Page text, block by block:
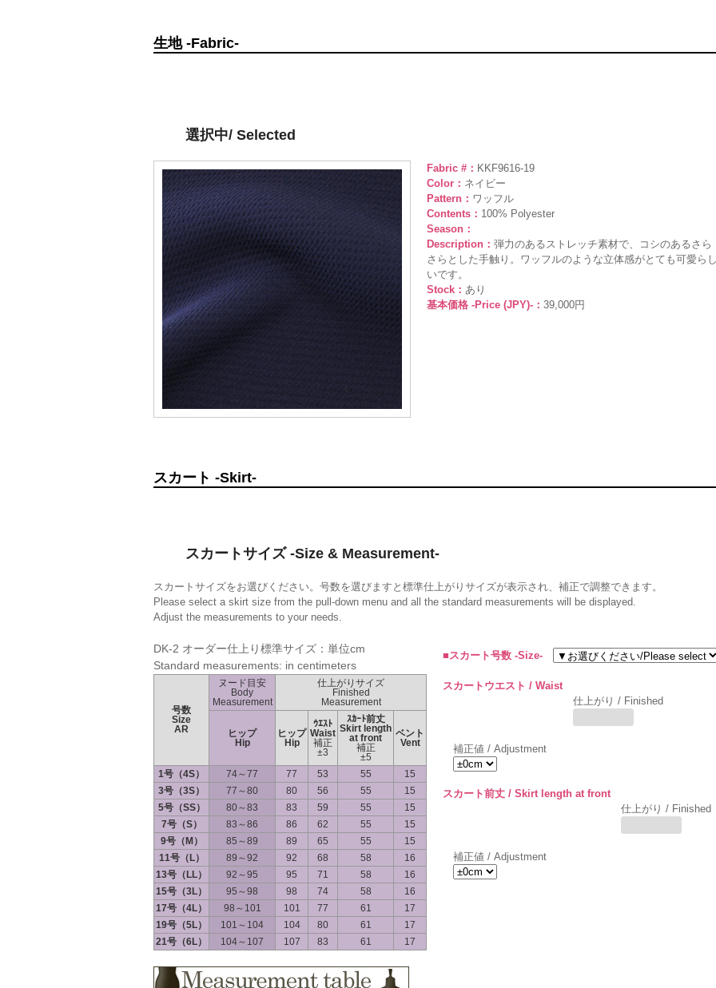
生地 -Fabric-
選択中/ Selected
Fabric #： KKF9616-19
Color： ネイビー
Pattern： ワッフル
Contents： 100% Polyester
Season：
Description： 弾力のあるストレッチ素材で、コシのあるさら
さらとした手触り。ワッフルのような立体感がとても可愛ら
いです。
Stock： あり
基本価格 -Price (JPY)-： 39,000円
スカート -Skirt-
スカートサイズ -Size & Measurement-
スカートサイズをお選びください。号数を選びますと標準仕上がりサイズが表示され、補正で調整できます。
Please select a skirt size from the pull-down menu and all the standard measurements will be displayed.
Adjust the measurements to your needs.
DK-2 オーダー仕上り標準サイズ：単位cm
Standard measurements: in centimeters
号数
Size
AR
ヌード目安
Body
Measurement
仕上がりサイズ
Finished
Measurement
ヒップ
Hip
ヒップ
Hip
ｳｴｽﾄ
Waist
補正
±3
ｽｶｰﾄ前丈
Skirt length
at front
補正
±5
ベント
Vent
1号（4S） 74～77 77 53 55
15
3号（3S）
77～80 80 56 55
15
5号（SS）
80～83 83 59 55
15
7号（S）
83～86 86 62 55
15
9号（M）
85～89 89 65 55
15
11号（L）
89～92 92 68 58
16
13号（LL）
92～95 95 71 58
16
15号（3L）
95～98 98 74 58
16
17号（4L）
98～101 101 77 61
17
19号（5L）
101～104 104 80 61
17
21号（6L）
104～107 107 83 61 17
■スカート号数 -Size-
スカートウエスト / Waist
仕上がり / Finished
補正値 / Adjustment
スカート前丈 / Skirt length at front
仕上がり / Finished
補正値 / Adjustment